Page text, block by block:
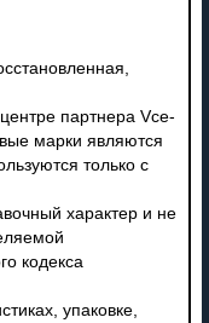
партнера Vce-
марки являются
только с
характер и не
кодекса
упаковке,